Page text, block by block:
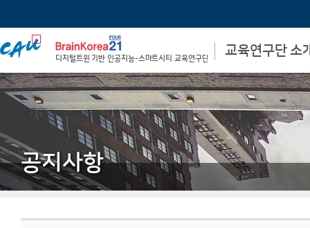
디지털트윈 기반 인공지능-스마트시티 교육연구단
교육연구단 소
비전 및 목표
학과장 인사말
교육 연구단장 인사말
사업 참여자
사업단 신청서
공지사항